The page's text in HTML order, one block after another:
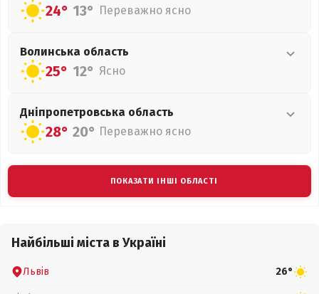
24° 13° Переважно ясно
Волинська область
25° 12° Ясно
Дніпропетровська область
28° 20° Переважно ясно
ПОКАЗАТИ ІНШІ ОБЛАСТІ
Найбільші міста в Україні
Львів 26°